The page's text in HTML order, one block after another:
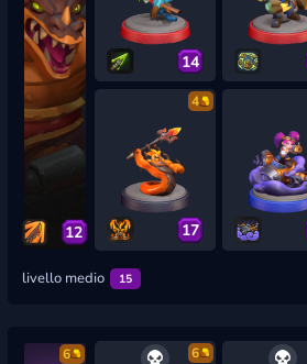
12
14
4
17
livello medio 15
6 6